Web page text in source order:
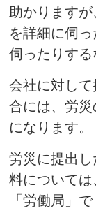
助かります
を詳細に伺
伺ったりする
会社に対し
合には、労
になります。
労災に提出
料について
「労働局」